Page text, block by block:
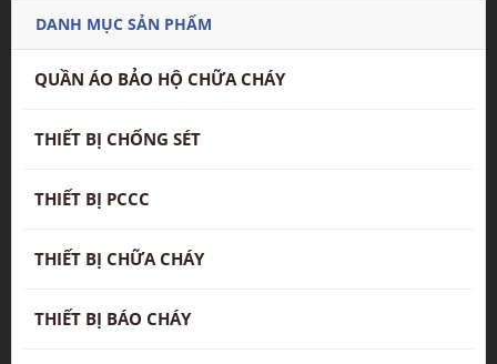
DANH MỤC SẢN PHẨM
QUẦN ÁO BẢO HỘ CHỮA CHÁY
THIẾT BỊ CHỐNG SÉT
THIẾT BỊ PCCC
THIẾT BỊ CHỮA CHÁY
THIẾT BỊ BÁO CHÁY